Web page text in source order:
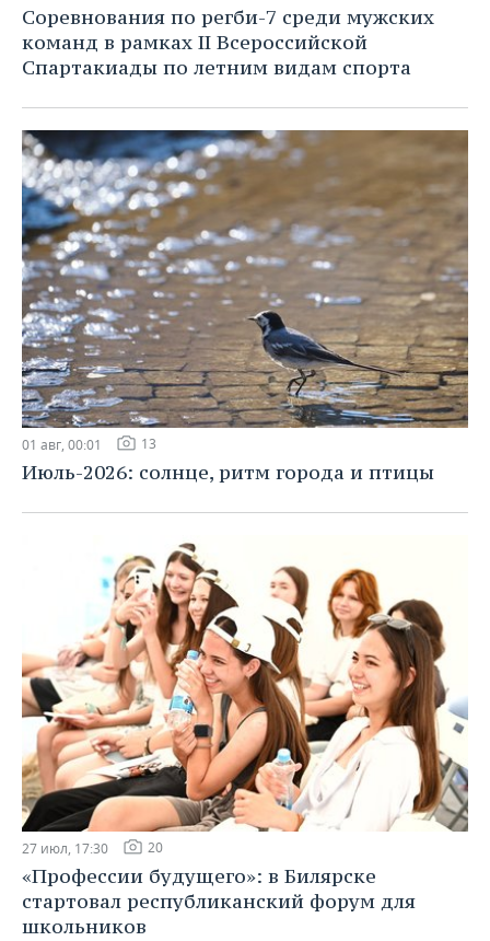
Соревнования по регби-7 среди мужских
команд в рамках II Всероссийской
Спартакиады по летним видам спорта
01 авг, 00:01 13
Июль-2026: солнце, ритм города и птицы
27 июл, 17:30 20
«Профессии будущего»: в Билярске
стартовал республиканский форум для
школьников